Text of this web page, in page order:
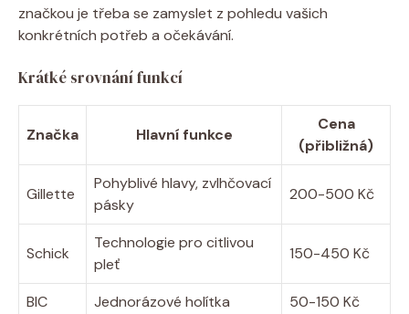
značkou je třeba se zamyslet z pohledu vašich
konkrétních potřeb a očekávání.
Krátké srovnání funkcí
Značka Hlavní funkce
Cena
(přibližná)
Gillette
Pohyblivé hlavy, zvlhčovací
pásky
200-500 Kč
Schick
Technologie pro citlivou
pleť
150-450 Kč
BIC Jednorázové holítka 50-150 Kč